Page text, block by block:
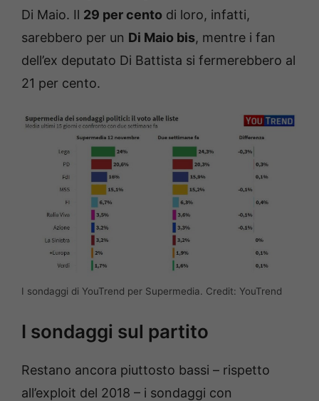
Di Maio. Il 29 per cento di loro, infatti,
sarebbero per un Di Maio bis, mentre i fan
dell’ex deputato Di Battista si fermerebbero al
21 per cento.
I sondaggi di YouTrend per Supermedia. Credit: YouTrend
I sondaggi sul partito
Restano ancora piuttosto bassi – rispetto
all’exploit del 2018 – i sondaggi con